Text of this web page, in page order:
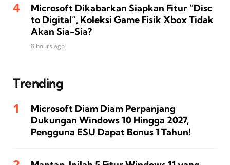
Microsoft Dikabarkan Siapkan Fitur “Disc
to Digital”, Koleksi Game Fisik Xbox Tidak
Akan Sia-Sia?
8 hours ago
Trending
Microsoft Diam Diam Perpanjang
Dukungan Windows 10 Hingga 2027,
Pengguna ESU Dapat Bonus 1 Tahun!